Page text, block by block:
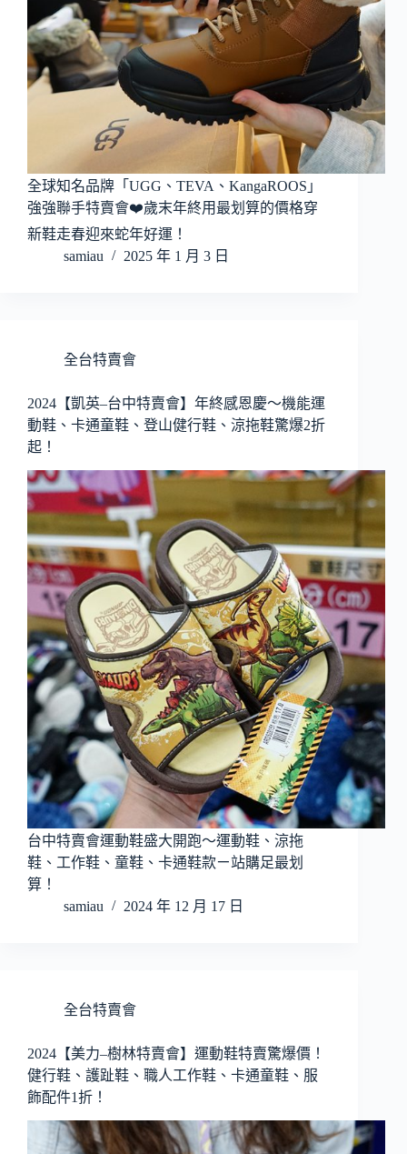
全球知名品牌「UGG、TEVA、KangaROOS」
強強聯手特賣會❤️歲末年終用最划算的價格穿
新鞋走春迎來蛇年好運！
samiau
2025 年 1 月 3 日
全台特賣會
2024【凱英–台中特賣會】年終感恩慶～機能運
動鞋、卡通童鞋、登山健行鞋、涼拖鞋驚爆2折
起！
台中特賣會運動鞋盛大開跑～運動鞋、涼拖
鞋、工作鞋、童鞋、卡通鞋款ㄧ站購足最划
算！
samiau
2024 年 12 月 17 日
全台特賣會
2024【美力–樹林特賣會】運動鞋特賣驚爆價！
健行鞋、護趾鞋、職人工作鞋、卡通童鞋、服
飾配件1折！